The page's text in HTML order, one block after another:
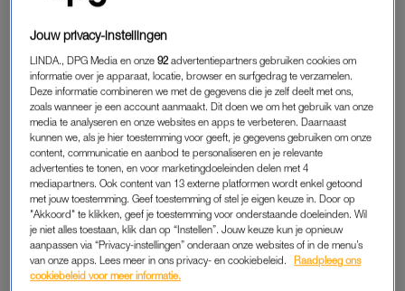
VILLA VOLTA
Hoe leuk is het dan dat de tentoonstelling nu – na Parijs en
Brussel – ook in Amsterdam is neergestreken voor zijn
Europese tour. Op het NSDM terrein, om precies te zijn. Op
een dinsdagochtend besluit ik om de tentoonstelling samen
met mijn collega’s te bezoeken, en voeg ik mij achteraan de
wachtrij met mede-fans.
Wanneer we – na een klein kwartier – toegang krijgen tot ‘de
eerste kamer’, krijgen we in het kort te horen wat we mogen
Jouw privacy-instellingen
LINDA., DPG Media en onze92 advertentiepartners gebruiken cookies om
informatie over je apparaat, locatie, browser en surfgedrag te verzamelen.
Deze informatie combineren we met de gegevens die je zelf deelt met ons,
zoals wanneer je een account aanmaakt. Dit doen we om het gebruik van onze
media te analyseren en onze websites en apps te verbeteren. Daarnaast
kunnen we, als je hier toestemming voor geeft, je gegevens gebruiken om onze
content, communicatie en aanbod te personaliseren en je relevante
advertenties te tonen, en voor marketingdoeleinden delen met 4
mediapartners. Ook content van 13 externe platformen wordt enkel getoond
met jouw toestemming. Geef toestemming of stel je eigen keuze in. Door op
"Akkoord" te klikken, geef je toestemming voor onderstaande doeleinden. Wil
je niet alles toestaan, klik dan op “Instellen”. Jouw keuze kun je opnieuw
aanpassen via “Privacy-instellingen” onderaan onze websites of in de menu’s
van onze apps. Lees meer in ons privacy- en cookiebeleid.
Raadpleeg ons
cookiebeleid voor meer informatie.